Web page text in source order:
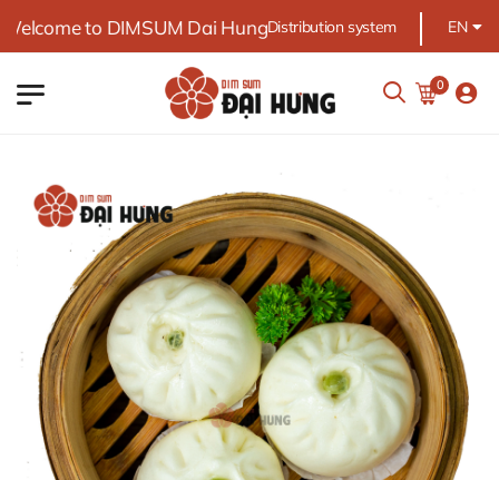
to DIMSUM Dai Hung Distribution system EN
0